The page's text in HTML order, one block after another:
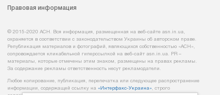
Правовая информация
© 2015-2020 АСН. Вся информация, размещенная на веб-сайте asn.in.ua,
охраняется в соответствии с законодательством Украины об авторском праве.
Републикация материалов и фотографий, являющихся собственностью «АСН»,
сопровождается кликабельной гиперссылкой на веб-сайт asn.іn.ua. PR –
материалы, которые отмечены этим знаком, размещены на правах рекламы.
За содержание рекламы ответственность несут рекламодатели.
Любое копирование, публикация, перепечатка или следующее распространение
информации, содержащей ссылку на «Интерфакс-Украина» , строго